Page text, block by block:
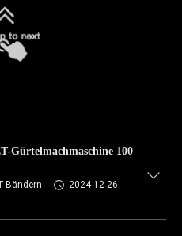
Gürtelmachmaschine 100
Bändern
2024-12-26